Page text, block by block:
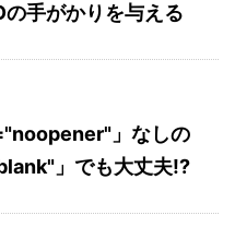
の手がかりを与える
」なしの
」でも大丈夫!?